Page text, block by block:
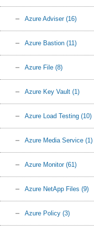
Azure Adviser (16)
Azure Bastion (11)
Azure File (8)
Azure Key Vault (1)
Azure Load Testing (10)
Azure Media Service (1)
Azure Monitor (61)
Azure NetApp Files (9)
Azure Policy (3)